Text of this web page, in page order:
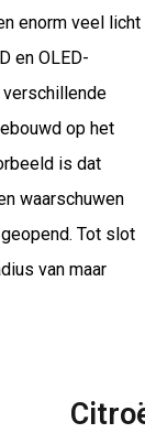
enorm veel licht
en OLED-
op het
is dat
waarschuwen
Tot slot
van maar